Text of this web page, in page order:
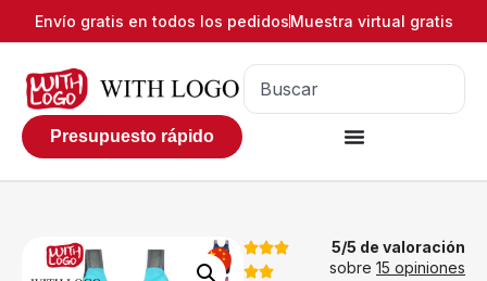
Envío gratis en todos los pedidosMuestra virtual gratis
Presupuesto rápido
5/5 de valoración
sobre 15 opiniones